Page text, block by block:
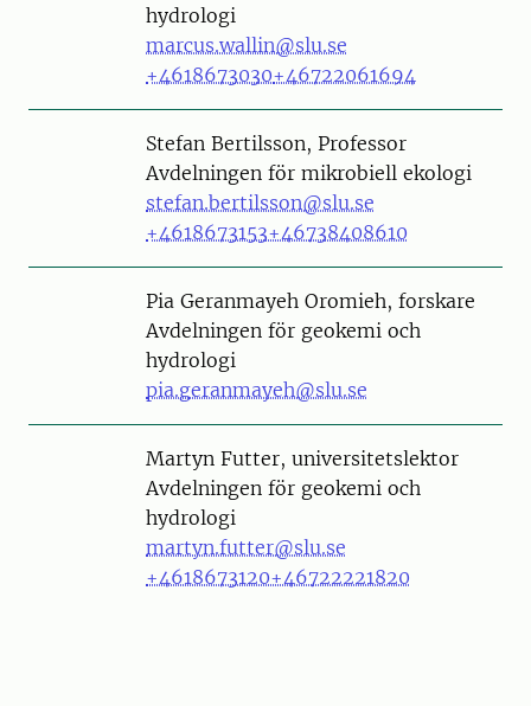
hydrologi
marcus.wallin@slu.se
+4618673030+46722061694
PersonStefan Bertilsson, Professor
Avdelningen för mikrobiell ekologi
stefan.bertilsson@slu.se
+4618673153+46738408610
PersonPia Geranmayeh Oromieh, forskare
Avdelningen för geokemi och
hydrologi
pia.geranmayeh@slu.se
PersonMartyn Futter, universitetslektor
Avdelningen för geokemi och
hydrologi
martyn.futter@slu.se
+4618673120+46722221820